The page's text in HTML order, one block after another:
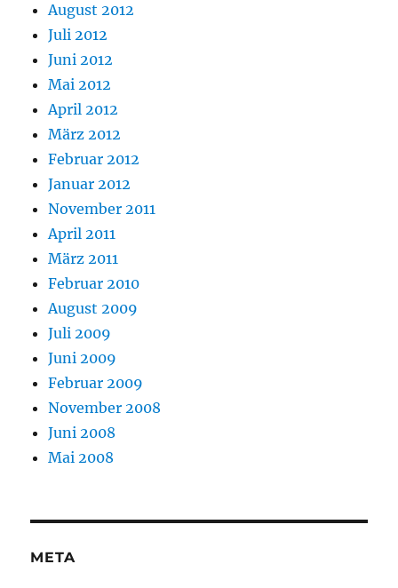
August 2012
Juli 2012
Juni 2012
Mai 2012
April 2012
März 2012
Februar 2012
Januar 2012
November 2011
April 2011
März 2011
Februar 2010
August 2009
Juli 2009
Juni 2009
Februar 2009
November 2008
Juni 2008
Mai 2008
META